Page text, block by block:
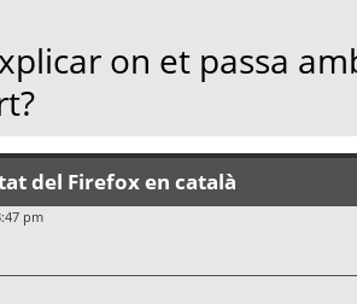
on et passa
del Firefox en català
pm